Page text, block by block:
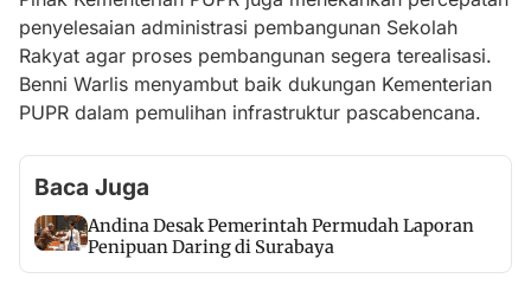
penyelesaian administrasi pembangunan Sekolah
Rakyat agar proses pembangunan segera terealisasi.
Benni Warlis menyambut baik dukungan Kementerian
PUPR dalam pemulihan infrastruktur pascabencana.
Baca Juga
Andina Desak Pemerintah Permudah Laporan
Penipuan Daring di Surabaya